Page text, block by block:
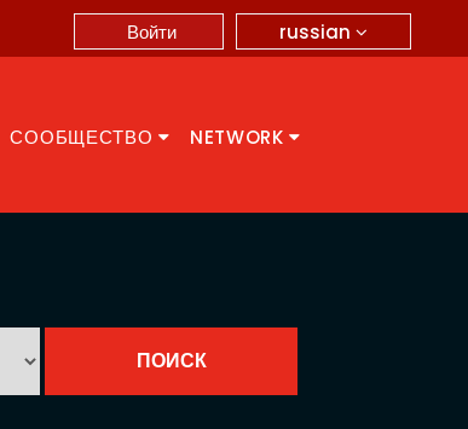
russian
Войти
СООБЩЕСТВО NETWORK